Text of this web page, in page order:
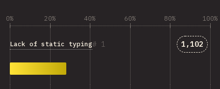
0% 20% 40% 60% 80% 100%
1
Lack of static typing 匹配
1,102